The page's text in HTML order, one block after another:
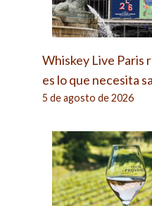
Whiskey Live Paris
es lo que necesita
5 de agosto de 2026